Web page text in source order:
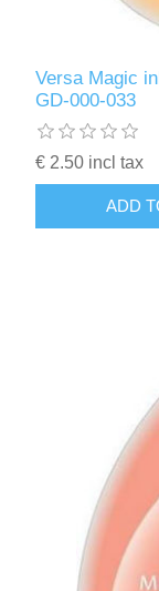
Versa Magic
GD-000-033
€ 2.50 incl tax
ADD